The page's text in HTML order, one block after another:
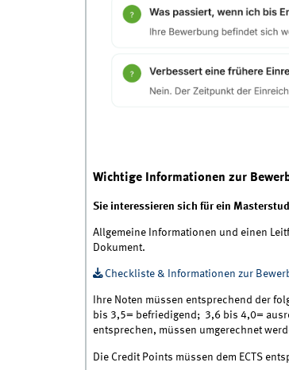
Wichtige Informationen zur
Sie interessieren sich für ein
Allgemeine Informationen und einen
Dokument.
Checkliste & Informationen zur
Ihre Noten müssen entsprechend der
bis 3,5= befriedigend; 3,6 bis 4,0=
entsprechen, müssen umgerechnet
Die Credit Points müssen dem ECTS